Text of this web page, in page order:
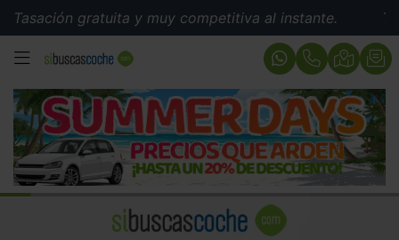
gratuita y muy competitiva al instante.
MENÚ